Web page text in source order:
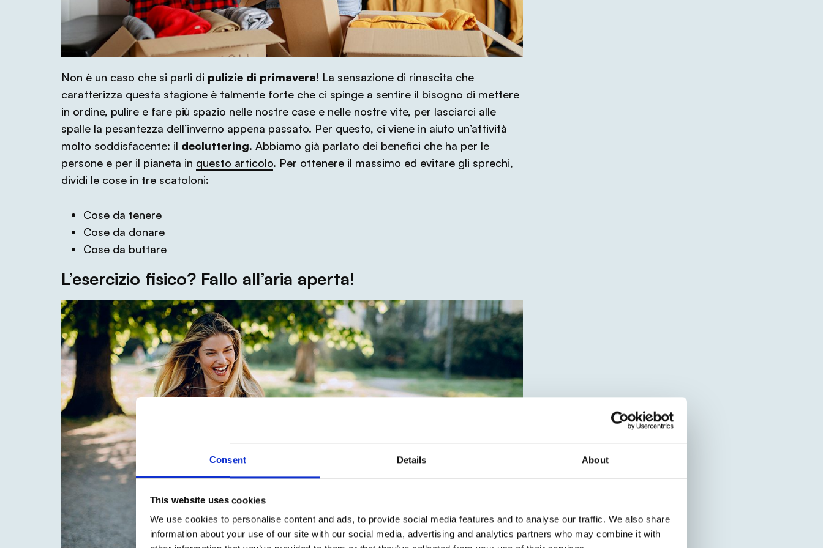
Consent Details About
This website uses cookies
We use cookies to personalise content and ads, to provide social media features and to analyse our traffic. We also share
information about your use of our site with our social media, advertising and analytics partners who may combine it with
Non è un caso che si parli di pulizie di primavera! La sensazione di rinascita che
caratterizza questa stagione è talmente forte che ci spinge a sentire il bisogno di mettere
in ordine, pulire e fare più spazio nelle nostre case e nelle nostre vite, per lasciarci alle
spalle la pesantezza dell’inverno appena passato. Per questo, ci viene in aiuto un’attività
molto soddisfacente: il decluttering. Abbiamo già parlato dei benefici che ha per le
persone e per il pianeta in questo articolo. Per ottenere il massimo ed evitare gli sprechi,
dividi le cose in tre scatoloni:
Cose da tenere
Cose da donare
Cose da buttare
L’esercizio fisico? Fallo all’aria aperta!